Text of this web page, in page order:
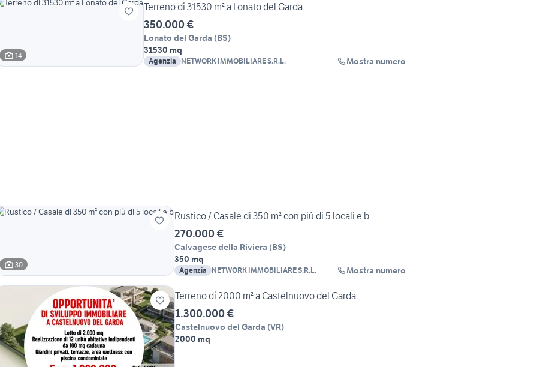
14
Terreno di 31530 m² a Lonato del Garda
350.000 €
Lonato del Garda (BS)
31530 mq
Agenzia NETWORK IMMOBILIARE S.R.L. Mostra numero
30
Rustico / Casale di 350 m² con più di 5 locali e b
270.000 €
Calvagese della Riviera (BS)
350 mq
Agenzia NETWORK IMMOBILIARE S.R.L. Mostra numero
Terreno di 2000 m² a Castelnuovo del Garda
1.300.000 €
Castelnuovo del Garda (VR)
2000 mq